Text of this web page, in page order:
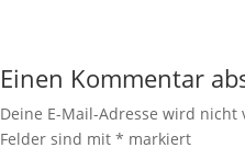
Einen Kommentar
Deine E-Mail-Adresse wird
Felder sind mit * markiert